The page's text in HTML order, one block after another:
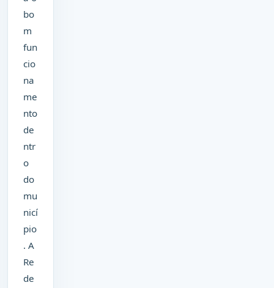
bo
m
fun
cio
na
me
nto
de
ntr
o
do
mu
nicí
pio
. A
Re
de